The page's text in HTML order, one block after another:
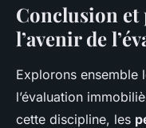
Conclusion et
l’avenir de
Explorons ensemble
l’évaluation
cette discipline, les